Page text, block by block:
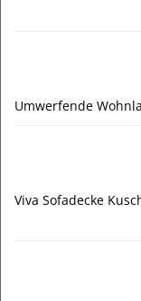
Umwerfende
Viva Sofadecke